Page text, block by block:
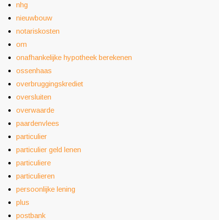
nhg
nieuwbouw
notariskosten
om
onafhankelijke hypotheek berekenen
ossenhaas
overbruggingskrediet
oversluiten
overwaarde
paardenvlees
particulier
particulier geld lenen
particuliere
particulieren
persoonlijke lening
plus
postbank